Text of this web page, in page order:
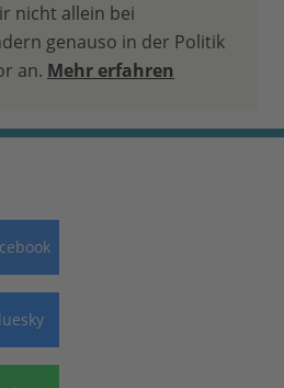
nicht allein bei
genauso in der Politik
an. Mehr erfahren